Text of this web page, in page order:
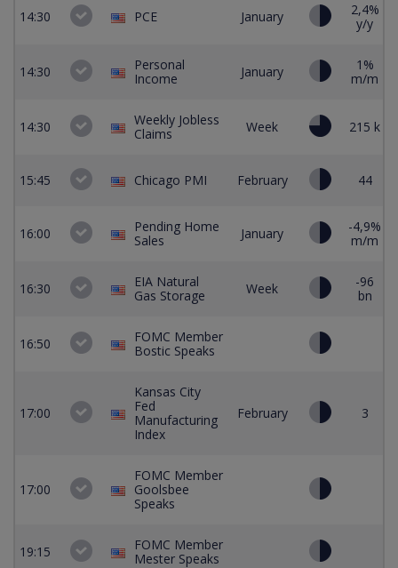
14:30 PCE January
2,4%
y/y
14:30
Personal
Income
January
1%
m/m
14:30
Weekly Jobless
Claims
Week 215 k
15:45 Chicago PMI February 44
16:00
Pending Home
Sales
January
-4,9%
m/m
16:30
EIA Natural
Gas Storage
Week
-96
bn
16:50
FOMC Member
Bostic Speaks
17:00
Kansas City
Fed
Manufacturing
Index
February 3
17:00
FOMC Member
Goolsbee
Speaks
19:15
FOMC Member
Mester Speaks